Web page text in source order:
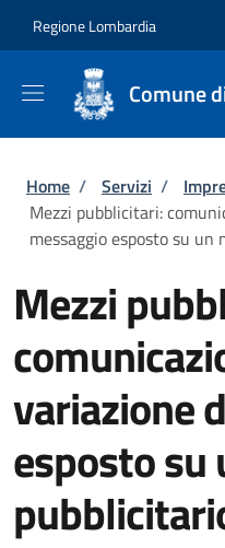
Regione Lombardia
Comune
Briciole di
Home / Servizi /
Mezzi pubblicitari:
messaggio esposto su un
Mezzi
variazione
esposto su